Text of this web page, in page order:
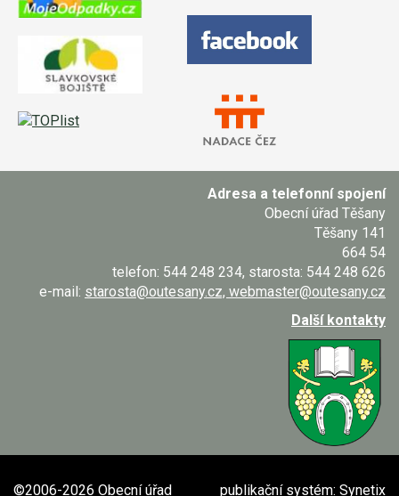
Adresa a telefonní spojení
Obecní úřad Těšany
Těšany 141
664 54
telefon: 544 248 234, starosta: 544 248 626
e-mail: starosta@outesany.cz, webmaster@outesany.cz
Další kontakty
publikační systém: Synetix
©2006-2026 Obecní úřad